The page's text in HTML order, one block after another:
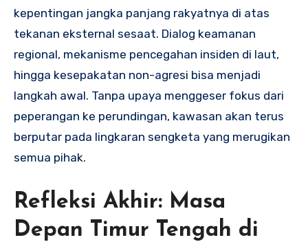
kepentingan jangka panjang rakyatnya di atas
tekanan eksternal sesaat. Dialog keamanan
regional, mekanisme pencegahan insiden di laut,
hingga kesepakatan non-agresi bisa menjadi
langkah awal. Tanpa upaya menggeser fokus dari
peperangan ke perundingan, kawasan akan terus
berputar pada lingkaran sengketa yang merugikan
semua pihak.
Refleksi Akhir: Masa
Depan Timur Tengah di